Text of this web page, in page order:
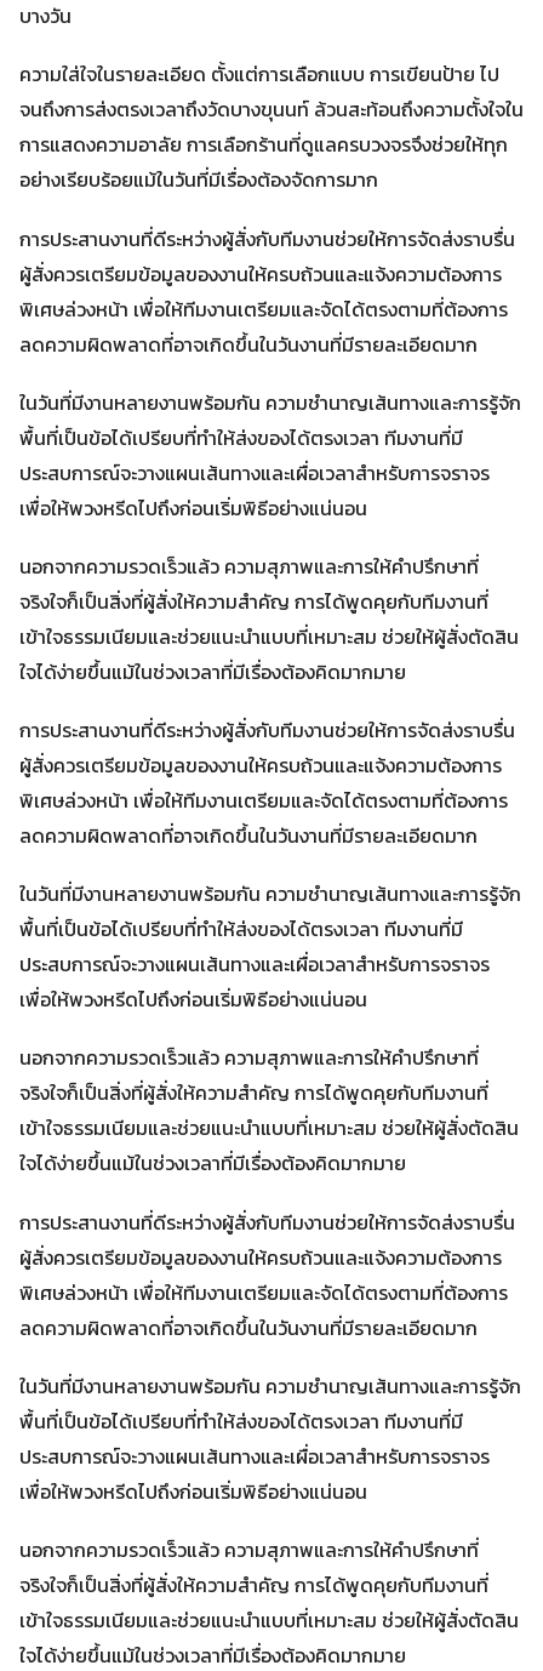
บางวัน
ความใส่ใจในรายละเอียด ตั้งแต่การเลือกแบบ การเขียนป้าย ไป
จนถึงการส่งตรงเวลาถึงวัดบางขุนนท์ ล้วนสะท้อนถึงความตั้งใจใน
การแสดงความอาลัย การเลือกร้านที่ดูแลครบวงจรจึงช่วยให้ทุก
อย่างเรียบร้อยแม้ในวันที่มีเรื่องต้องจัดการมาก
การประสานงานที่ดีระหว่างผู้สั่งกับทีมงานช่วยให้การจัดส่งราบรื่น
ผู้สั่งควรเตรียมข้อมูลของงานให้ครบถ้วนและแจ้งความต้องการ
พิเศษล่วงหน้า เพื่อให้ทีมงานเตรียมและจัดได้ตรงตามที่ต้องการ
ลดความผิดพลาดที่อาจเกิดขึ้นในวันงานที่มีรายละเอียดมาก
ในวันที่มีงานหลายงานพร้อมกัน ความชำนาญเส้นทางและการรู้จัก
พื้นที่เป็นข้อได้เปรียบที่ทำให้ส่งของได้ตรงเวลา ทีมงานที่มี
ประสบการณ์จะวางแผนเส้นทางและเผื่อเวลาสำหรับการจราจร
เพื่อให้พวงหรีดไปถึงก่อนเริ่มพิธีอย่างแน่นอน
นอกจากความรวดเร็วแล้ว ความสุภาพและการให้คำปรึกษาที่
จริงใจก็เป็นสิ่งที่ผู้สั่งให้ความสำคัญ การได้พูดคุยกับทีมงานที่
เข้าใจธรรมเนียมและช่วยแนะนำแบบที่เหมาะสม ช่วยให้ผู้สั่งตัดสิน
ใจได้ง่ายขึ้นแม้ในช่วงเวลาที่มีเรื่องต้องคิดมากมาย
การประสานงานที่ดีระหว่างผู้สั่งกับทีมงานช่วยให้การจัดส่งราบรื่น
ผู้สั่งควรเตรียมข้อมูลของงานให้ครบถ้วนและแจ้งความต้องการ
พิเศษล่วงหน้า เพื่อให้ทีมงานเตรียมและจัดได้ตรงตามที่ต้องการ
ลดความผิดพลาดที่อาจเกิดขึ้นในวันงานที่มีรายละเอียดมาก
ในวันที่มีงานหลายงานพร้อมกัน ความชำนาญเส้นทางและการรู้จัก
พื้นที่เป็นข้อได้เปรียบที่ทำให้ส่งของได้ตรงเวลา ทีมงานที่มี
ประสบการณ์จะวางแผนเส้นทางและเผื่อเวลาสำหรับการจราจร
เพื่อให้พวงหรีดไปถึงก่อนเริ่มพิธีอย่างแน่นอน
นอกจากความรวดเร็วแล้ว ความสุภาพและการให้คำปรึกษาที่
จริงใจก็เป็นสิ่งที่ผู้สั่งให้ความสำคัญ การได้พูดคุยกับทีมงานที่
เข้าใจธรรมเนียมและช่วยแนะนำแบบที่เหมาะสม ช่วยให้ผู้สั่งตัดสิน
ใจได้ง่ายขึ้นแม้ในช่วงเวลาที่มีเรื่องต้องคิดมากมาย
การประสานงานที่ดีระหว่างผู้สั่งกับทีมงานช่วยให้การจัดส่งราบรื่น
ผู้สั่งควรเตรียมข้อมูลของงานให้ครบถ้วนและแจ้งความต้องการ
พิเศษล่วงหน้า เพื่อให้ทีมงานเตรียมและจัดได้ตรงตามที่ต้องการ
ลดความผิดพลาดที่อาจเกิดขึ้นในวันงานที่มีรายละเอียดมาก
ในวันที่มีงานหลายงานพร้อมกัน ความชำนาญเส้นทางและการรู้จัก
พื้นที่เป็นข้อได้เปรียบที่ทำให้ส่งของได้ตรงเวลา ทีมงานที่มี
ประสบการณ์จะวางแผนเส้นทางและเผื่อเวลาสำหรับการจราจร
เพื่อให้พวงหรีดไปถึงก่อนเริ่มพิธีอย่างแน่นอน
นอกจากความรวดเร็วแล้ว ความสุภาพและการให้คำปรึกษาที่
จริงใจก็เป็นสิ่งที่ผู้สั่งให้ความสำคัญ การได้พูดคุยกับทีมงานที่
เข้าใจธรรมเนียมและช่วยแนะนำแบบที่เหมาะสม ช่วยให้ผู้สั่งตัดสิน
ใจได้ง่ายขึ้นแม้ในช่วงเวลาที่มีเรื่องต้องคิดมากมาย